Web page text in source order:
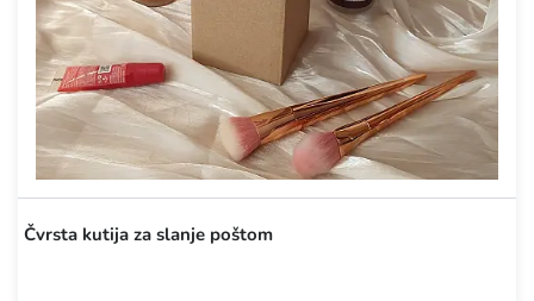
Čvrsta kutija za slanje poštom